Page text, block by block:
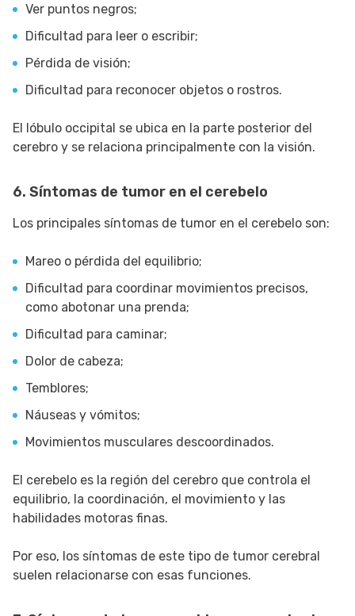
Ver puntos negros;
Dificultad para leer o escribir;
Pérdida de visión;
Dificultad para reconocer objetos o rostros.
El lóbulo occipital se ubica en la parte posterior del
cerebro y se relaciona principalmente con la visión.
6. Síntomas de tumor en el cerebelo
Los principales síntomas de tumor en el cerebelo son:
Mareo o pérdida del equilibrio;
Dificultad para coordinar movimientos precisos,
como abotonar una prenda;
Dificultad para caminar;
Dolor de cabeza;
Temblores;
Náuseas y vómitos;
Movimientos musculares descoordinados.
El cerebelo es la región del cerebro que controla el
equilibrio, la coordinación, el movimiento y las
habilidades motoras finas.
Por eso, los síntomas de este tipo de tumor cerebral
suelen relacionarse con esas funciones.